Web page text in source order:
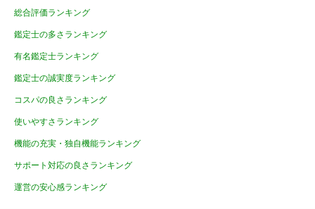
総合評価ランキング
鑑定士の多さランキング
有名鑑定士ランキング
鑑定士の誠実度ランキング
コスパの良さランキング
使いやすさランキング
機能の充実・独自機能ランキング
サポート対応の良さランキング
運営の安心感ランキング